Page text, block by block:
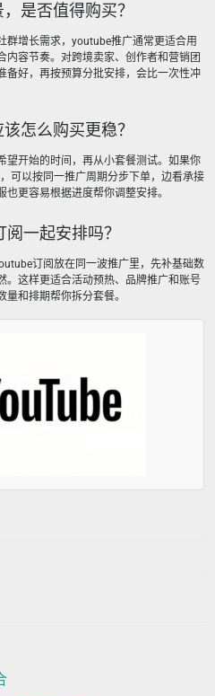
是否值得购买？
群增长需求，youtube推广通常更适合用
内容节奏。对跨境卖家、创作者和营销团
备好，再按预算分批安排，会比一次性冲
怎么购买更稳？
望开始的时间，再从小套餐测试。如果你
可以按同一推广周期分步下单，边看承接
更容易根据进度帮你调整安排。
阅一起安排吗？
订阅放在同一波推广里，先补基础数
。这样更适合活动预热、品牌推广和账号
和排期帮你拆分套餐。